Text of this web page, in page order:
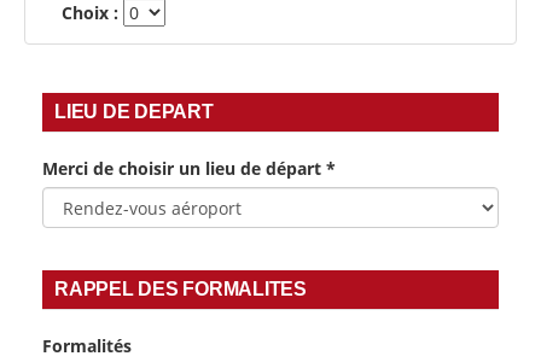
Choix :
LIEU DE DEPART
Merci de choisir un lieu de départ *
RAPPEL DES FORMALITES
Formalités